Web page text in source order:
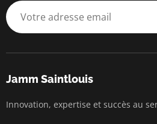
Jamm Saintlouis
Innovation, expertise et succès au